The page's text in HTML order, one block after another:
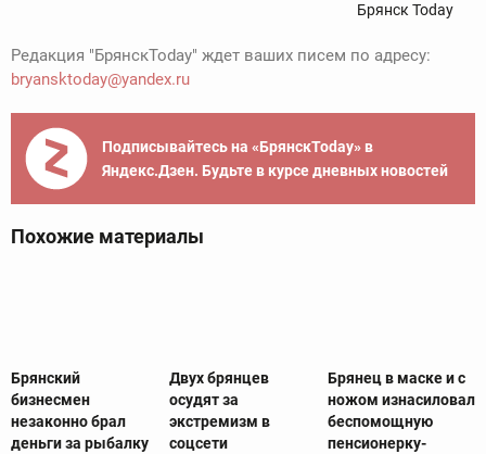
Брянск Today
Редакция "БрянскToday" ждет ваших писем по адресу:
bryansktoday@yandex.ru
Подписывайтесь на «БрянскToday» в
Яндекс.Дзен. Будьте в курсе дневных новостей
Похожие материалы
Брянский
бизнесмен
незаконно брал
деньги за рыбалку
Двух брянцев
осудят за
экстремизм в
соцсети
Брянец в маске и с
ножом изнасиловал
беспомощную
пенсионерку-